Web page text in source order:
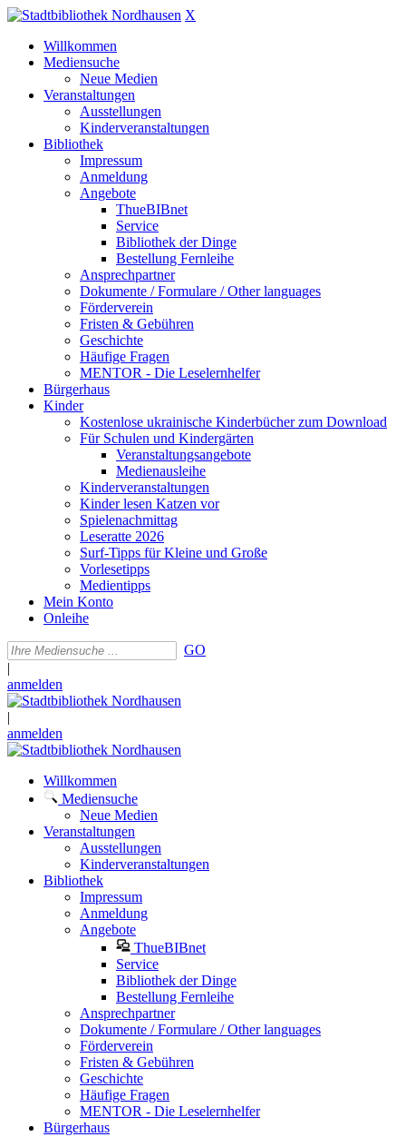
X
Willkommen
Mediensuche
Neue Medien
Veranstaltungen
Ausstellungen
Kinderveranstaltungen
Bibliothek
Impressum
Anmeldung
Angebote
ThueBIBnet
Service
Bibliothek der Dinge
Bestellung Fernleihe
Ansprechpartner
Dokumente / Formulare / Other languages
Förderverein
Fristen & Gebühren
Geschichte
Häufige Fragen
MENTOR - Die Leselernhelfer
Bürgerhaus
Kinder
Kostenlose ukrainische Kinderbücher zum Download
Für Schulen und Kindergärten
Veranstaltungsangebote
Medienausleihe
Kinderveranstaltungen
Kinder lesen Katzen vor
Spielenachmittag
Leseratte 2026
Surf-Tipps für Kleine und Große
Vorlesetipps
Medientipps
Mein Konto
Onleihe
GO
|
anmelden
|
anmelden
Willkommen
Mediensuche
Neue Medien
Veranstaltungen
Ausstellungen
Kinderveranstaltungen
Bibliothek
Impressum
Anmeldung
Angebote
ThueBIBnet
Service
Bibliothek der Dinge
Bestellung Fernleihe
Ansprechpartner
Dokumente / Formulare / Other languages
Förderverein
Fristen & Gebühren
Geschichte
Häufige Fragen
MENTOR - Die Leselernhelfer
Bürgerhaus